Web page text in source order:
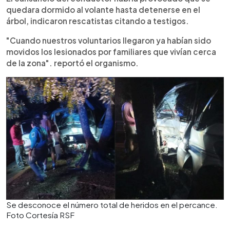
quedara dormido al volante hasta detenerse en el
árbol, indicaron rescatistas citando a testigos.
"Cuando nuestros voluntarios llegaron ya habían sido
movidos los lesionados por familiares que vivían cerca
de la zona". reportó el organismo.
Se desconoce el número total de heridos en el percance.
Foto Cortesía RSF